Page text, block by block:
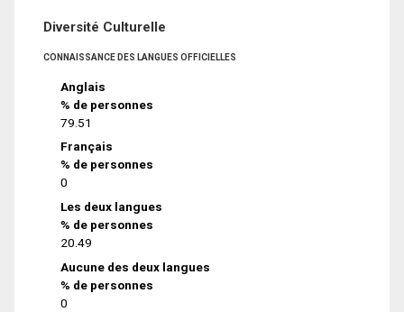
Diversité Culturelle
CONNAISSANCE DES LANGUES OFFICIELLES
Anglais
% de personnes
79.51
Français
% de personnes
0
Les deux langues
% de personnes
20.49
Aucune des deux langues
% de personnes
0